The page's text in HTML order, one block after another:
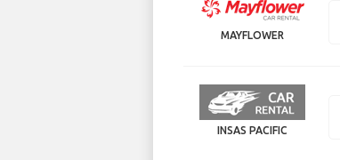
MAYFLOWER
INSAS PACIFIC